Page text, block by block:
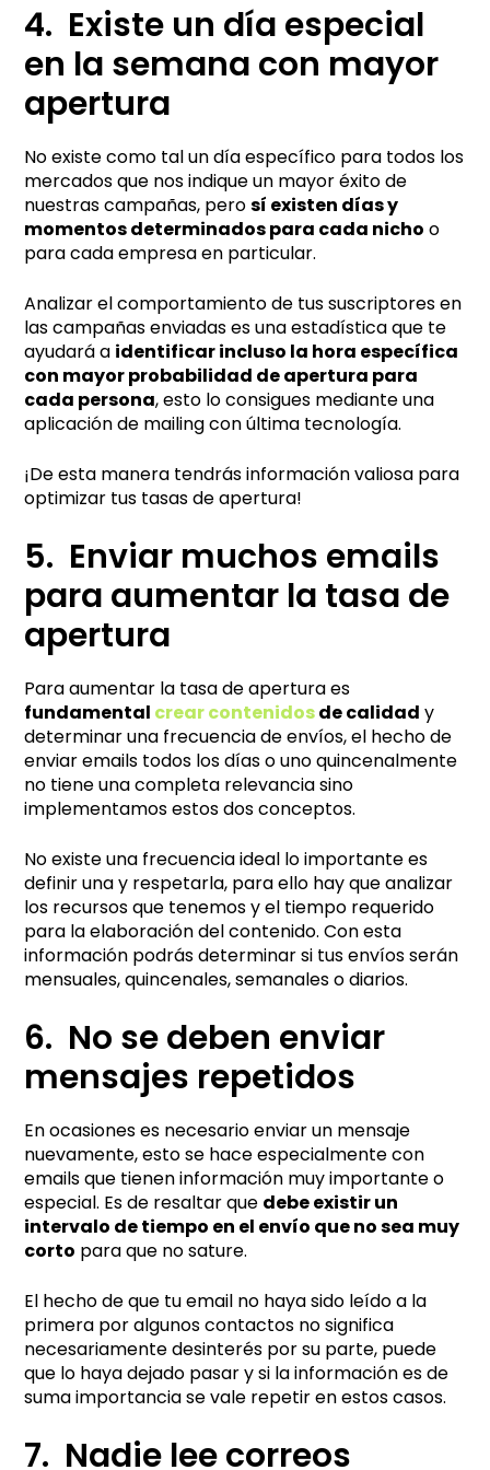
4. Existe un día especial
en la semana con mayor
apertura
No existe como tal un día específico para todos los
mercados que nos indique un mayor éxito de
nuestras campañas, perosí existen días y
momentos determinados para cada nicho o
para cada empresa en particular.
Analizar el comportamiento de tus suscriptores en
las campañas enviadas es una estadística que te
ayudará a identificar incluso la hora específica
con mayor probabilidad de apertura para
cada persona, esto lo consigues mediante una
aplicación de mailing con última tecnología.
¡De esta manera tendrás información valiosa para
optimizar tus tasas de apertura!
5. Enviar muchos emails
para aumentar la tasa de
apertura
Para aumentar la tasa de apertura es
fundamental crear contenidosde calidad y
determinar una frecuencia de envíos, el hecho de
enviar emails todos los días o uno quincenalmente
no tiene una completa relevancia sino
implementamos estos dos conceptos.
No existe una frecuencia ideal lo importante es
definir una y respetarla, para ello hay que analizar
los recursos que tenemos y el tiempo requerido
para la elaboración del contenido. Con esta
información podrás determinar si tus envíos serán
mensuales, quincenales, semanales o diarios.
6. No se deben enviar
mensajes repetidos
En ocasiones es necesario enviar un mensaje
nuevamente, esto se hace especialmente con
emails que tienen información muy importante o
especial. Es de resaltar que debe existir un
intervalo de tiempo en el envío que no sea muy
corto para que no sature.
El hecho de que tu email no haya sido leído a la
primera por algunos contactos no significa
necesariamente desinterés por su parte, puede
que lo haya dejado pasar y si la información es de
suma importancia se vale repetir en estos casos.
7. Nadie lee correos